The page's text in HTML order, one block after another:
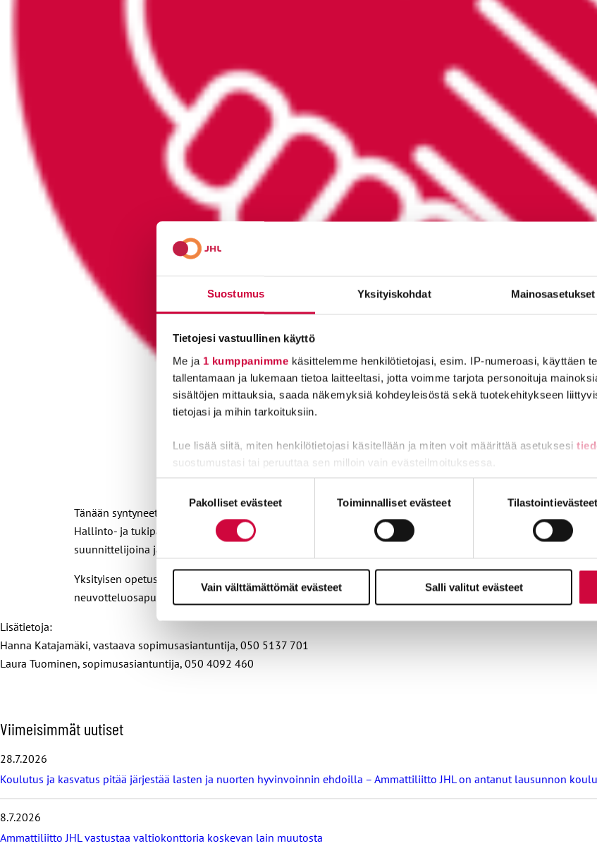
Suostumus Yksityiskohdat Mainosasetukset
Tietojesi vastuullinen käyttö
Me ja 1 kumppanimme käsittelemme henkilötietojasi, esim. IP-numeroasi, käyttäen
tallentamaan ja lukemaan tietoa laitteeltasi, jotta voimme tarjota personoituja
sisältöjen mittauksia, saada näkemyksiä kohdeyleisöstä sekä tuotekehitykseen
tietojasi ja mihin tarkoituksiin.
Lue lisää siitä, miten henkilötietojasi käsitellään ja miten voit määrittää asetuksesi
suostumustasi tai peruuttaa sen milloin vain evästeilmoituksessa.
Evästeistä osa on välttämättömiä, osa sivuston toimintaa parantavia, ja osaa
Pakolliset evästeet Toiminnalliset evästeet Tilastointievästeet
Vain välttämättömät evästeet Salli valitut evästeet
Tänään syntyneet neuvottelutulokset eivät koske opetushenkilöstöä, vaan ainoastaan JHL:n ja Jytyn
Hallinto- ja tukipalvelutyöntekijät työskentelevät yksityisellä opetusalalla ja aikuiskoulutuskeskuksissa
suunnittelijoina ja asiantuntijoina. Ammattilaisia on myös ravitsemustyössä sekä laitos- ja
Yksityisen opetusalan ja ammatillisten aikuiskoulutuskeskusten työehtosopimusneuvotteluissa työntekijöitä
neuvotteluosapuolena toimii Sivistysala ry. OAJ jatkaa työehtosopimusneuvotteluja Sivistysala ry:n kanssa
Lisätietoja:
Hanna Katajamäki, vastaava sopimusasiantuntija, 050 5137 701
Laura Tuominen, sopimusasiantuntija, 050 4092 460
O
h
i
t
a
i
m
Viimeisimmät uutiset
28.7.2026
Koulutus ja kasvatus pitää järjestää lasten ja nuorten hyvinvoinnin ehdoilla – Ammattiliitto JHL on antanut lausunnon
8.7.2026
Ammattiliitto JHL vastustaa valtiokonttoria koskevan lain muutosta